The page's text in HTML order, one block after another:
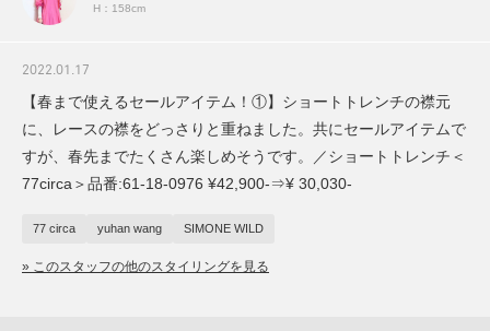
H：158cm
2022.01.17
【春まで使えるセールアイテム！①】ショートトレンチの襟元
に、レースの襟をどっさりと重ねました。共にセールアイテムで
すが、春先までたくさん楽しめそうです。／ショートトレンチ＜
77circa＞品番:61-18-0976 ¥42,900-⇒¥ 30,030-
77 circa yuhan wang SIMONE WILD
» このスタッフの他のスタイリングを見る